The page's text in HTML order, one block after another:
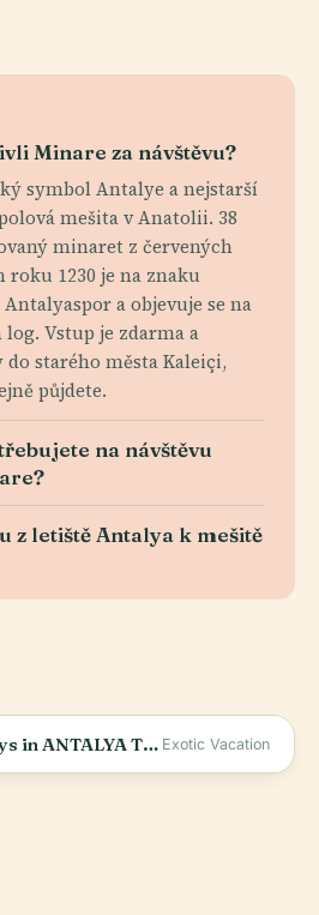
Minare za návštěvu?
symbol Antalye a nejstarší
mešita v Anatolii. 38
minaret z červených
1230 je na znaku
a objevuje se na
Vstup je zdarma a
do starého města Kaleiçi,
půjdete.
na návštěvu
z letiště Antalya k mešitě
How to Spend 5 Days in ANTALYA Turkey | Traveling Antalya on a Budget Exotic Vacation